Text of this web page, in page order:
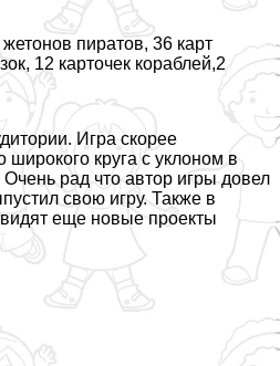
пиратов, 36 карт
12 карточек кораблей,2
Игра скорее
широкого круга с уклоном в
рад что автор игры довел
свою игру. Также в
еще новые проекты